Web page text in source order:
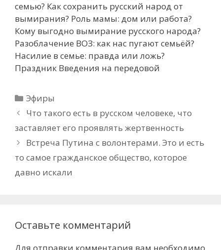
семью? Как сохранить русский народ от
вымирания? Роль мамы: дом или работа?
Кому выгодно вымирание русского народа?
Разоблачение ВОЗ: как нас пугают семьёй?
Насилие в семье: правда или ложь?
Праздник Введения на передовой
Рубрики
Эфиры
Что такого есть в русском человеке, что
заставляет его проявлять жертвенность
Встреча Путина с волонтерами. Это и есть
то самое гражданское общество, которое
давно искали
Оставьте комментарий